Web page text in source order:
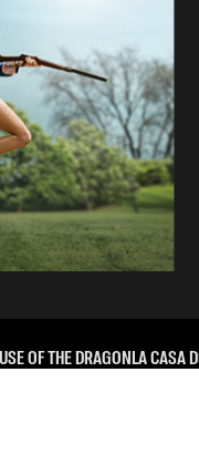
OF THE DRAGONLA CASA